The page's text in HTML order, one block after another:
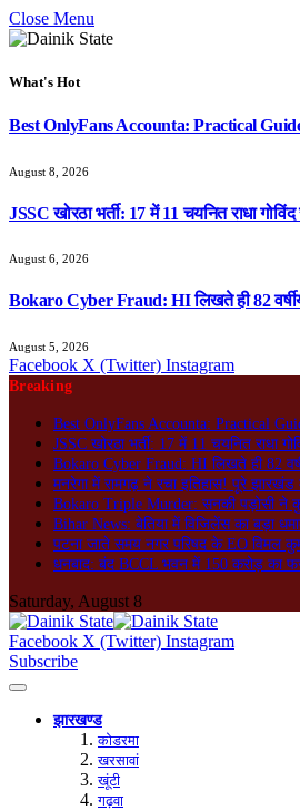
Close Menu
What's Hot
Best OnlyFans Accounta: Practical
August 8, 2026
JSSC खोरठा भर्ती: 17 में 11 चयनित राधा
August 6, 2026
Bokaro Cyber Fraud: HI लिखते ही 82
August 5, 2026
Facebook X (Twitter) Instagram
Breaking
Best OnlyFans Accounta: Practical
JSSC खोरठा भर्ती: 17 में 11 चयनित राधा
Bokaro Cyber Fraud: HI लिखते ही 82
मनरेगा में रामगढ़ ने रचा इतिहास! पूरे
Bokaro Triple Murder: सनकी पड़ोसी ने
Bihar News: बेतिया में विजिलेंस का बड़ा
पटना जाते समय नगर परिषद के EO विमल
धनबाद: बंद BCCL भवन में 150 करोड़ का
Saturday, August 8
Facebook X (Twitter) Instagram
Subscribe
झारखण्ड
कोडरमा
खरसावां
खूंटी
गढ़वा